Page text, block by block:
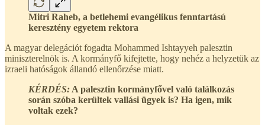
Mitri Raheb, a betlehemi evangélikus fenntartású
keresztény egyetem rektora
A magyar delegációt fogadta Mohammed Ishtayyeh palesztin
miniszterelnök is. A kormányfő kifejtette, hogy nehéz a helyzetük az
izraeli hatóságok állandó ellenőrzése miatt.
KÉRDÉS:A palesztin kormányfővel való találkozás
során szóba kerültek vallási ügyek is? Ha igen, mik
voltak ezek?